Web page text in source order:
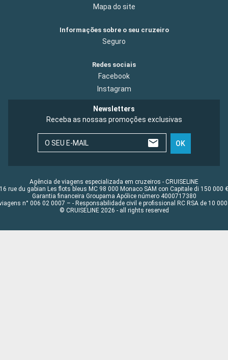
Mapa do site
Informações sobre o seu cruzeiro
Seguro
Redes sociais
Facebook
Instagram
Newsletters
Receba as nossas promoções exclusivas
O SEU E-MAIL OK
Agência de viagens especializada em cruzeiros - CRUISELINE
16 rue du gabian Les flots bleus MC 98 000 Monaco SAM con Capitale di 150 000 €
Garantia financeira Groupama Apólice número 4000717380
n° 006 02 0007 – - Responsabilidade civil e profissional RC RSA de 10 000
© CRUISELINE 2026 - all rights reserved